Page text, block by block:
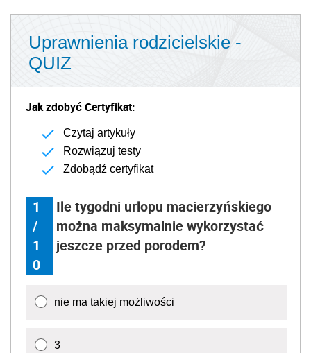
Uprawnienia rodzicielskie -
QUIZ
Jak zdobyć Certyfikat:
Czytaj artykuły
Rozwiązuj testy
Zdobądź certyfikat
1
/
1
0
Ile tygodni urlopu macierzyńskiego
można maksymalnie wykorzystać
jeszcze przed porodem?
nie ma takiej możliwości
3